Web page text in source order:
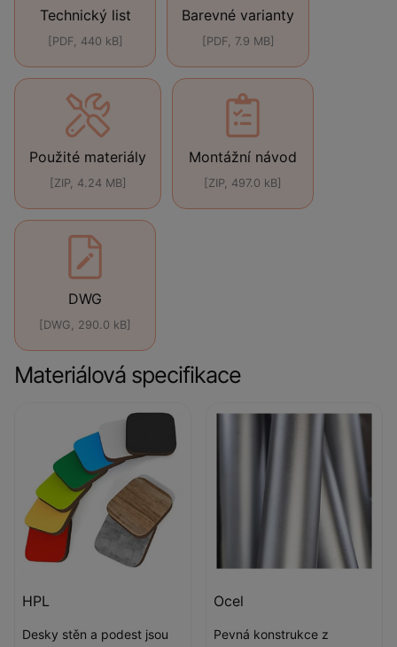
Technický list
[PDF, 440 kB]
Barevné varianty
[PDF, 7.9 MB]
Použité materiály
[ZIP, 4.24 MB]
Montážní návod
[ZIP, 497.0 kB]
DWG
[DWG, 290.0 kB]
Materiálová specifikace
HPL
Desky stěn a podest jsou
Ocel
Pevná konstrukce z